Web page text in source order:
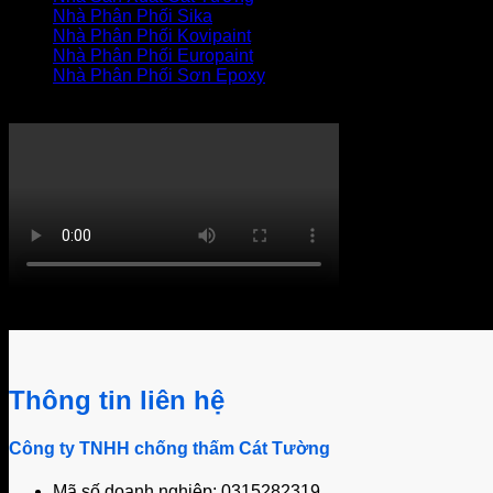
Nhà Phân Phối Sika
Nhà Phân Phối Kovipaint
Nhà Phân Phối Europaint
Nhà Phân Phối Sơn Epoxy
Thông tin liên hệ
Công ty TNHH chống thấm Cát Tường